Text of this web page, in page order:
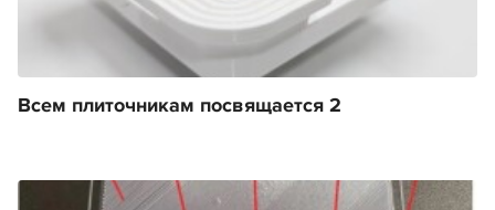
Всем плиточникам посвящается 2